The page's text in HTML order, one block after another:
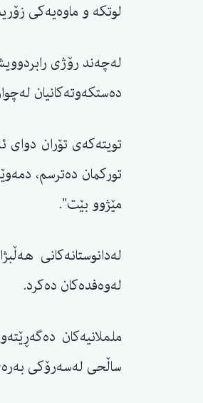
لوتكه‌ و ماوه‌یه‌كی
لەچەند رۆژی
دەستكەوتەكانیان
تویتەكەی تۆران دوای
توركمان دەترسم،
مێژوو بێت".
لەدانوستانەكانی
لەوەفدەكان دەكرد.
ململانیەكان
ساڵحی له‌سه‌رۆكی